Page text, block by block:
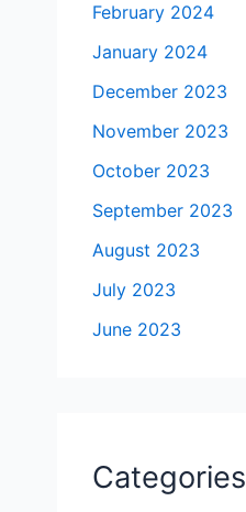
February 2024
January 2024
December 2023
November 2023
October 2023
September 2023
August 2023
July 2023
June 2023
Categories